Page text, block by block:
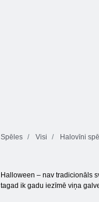
Spēles Visi Halovīni
Halloween – nav tradicionāls
tagad ik gadu iezīmē viņa